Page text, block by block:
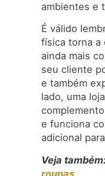
ambientes e
É válido
física torna a
ainda mais
seu cliente
e também
lado, uma
e funciona
adicional
Veja
roupas